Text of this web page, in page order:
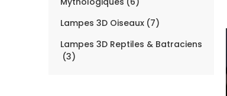
Lampes 3D Oiseaux 7
Lampes 3D Reptiles & Batraciens
3